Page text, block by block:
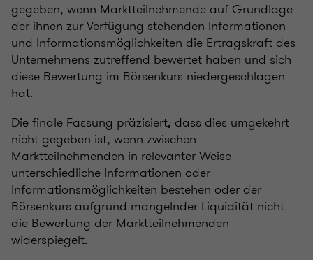
gegeben, wenn Marktteilnehmende auf Grundlage
der ihnen zur Verfügung stehenden Informationen
und Informationsmöglichkeiten die Ertragskraft des
Unternehmens zutreffend bewertet haben und sich
diese Bewertung im Börsenkurs niedergeschlagen
hat.
Die finale Fassung präzisiert, dass dies umgekehrt
nicht gegeben ist, wenn zwischen
Marktteilnehmenden in relevanter Weise
unterschiedliche Informationen oder
Informationsmöglichkeiten bestehen oder der
Börsenkurs aufgrund mangelnder Liquidität nicht
die Bewertung der Marktteilnehmenden
widerspiegelt.